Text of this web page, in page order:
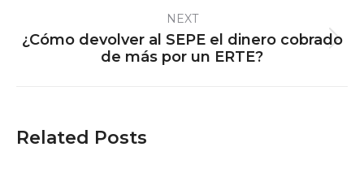
NEXT
Next
post:
¿Cómo devolver al SEPE el dinero cobrado
de más por un ERTE?
Related Posts